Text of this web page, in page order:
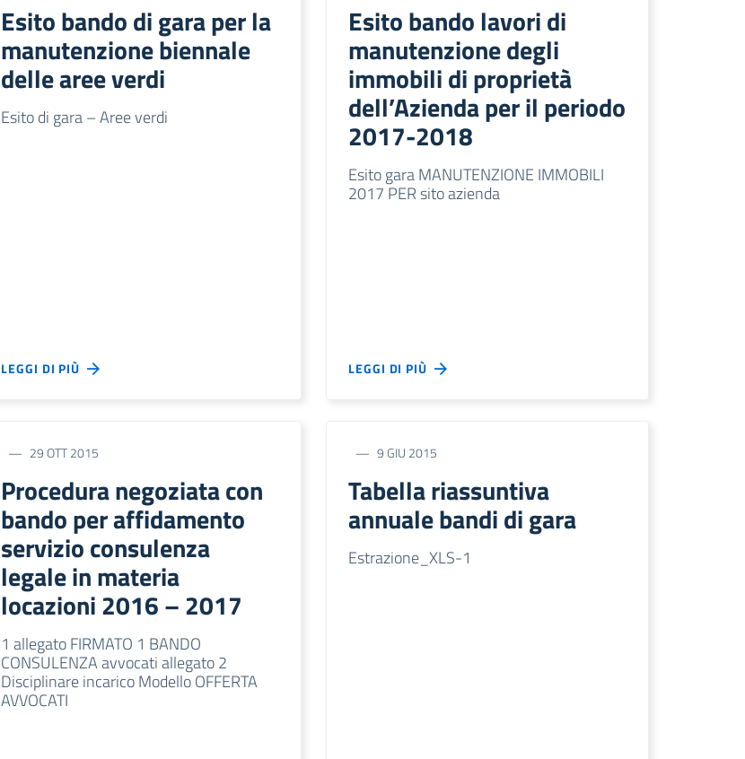
Esito bando di gara per la
manutenzione biennale
delle aree verdi
Esito di gara – Aree verdi
LEGGI DI PIÙ
Esito bando lavori di
manutenzione degli
immobili di proprietà
dell’Azienda per il periodo
2017-2018
Esito gara MANUTENZIONE IMMOBILI
2017 PER sito azienda
LEGGI DI PIÙ
29 OTT 2015
Procedura negoziata con
bando per affidamento
servizio consulenza
legale in materia
locazioni 2016 – 2017
1 allegato FIRMATO 1 BANDO
CONSULENZA avvocati allegato 2
Disciplinare incarico Modello OFFERTA
AVVOCATI
9 GIU 2015
Tabella riassuntiva
annuale bandi di gara
Estrazione_XLS-1